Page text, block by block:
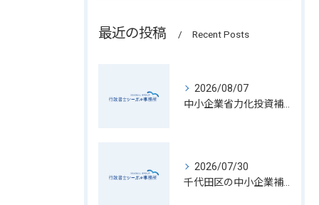
最近の投稿 Recent Posts
2026/08/07
2026/07/30